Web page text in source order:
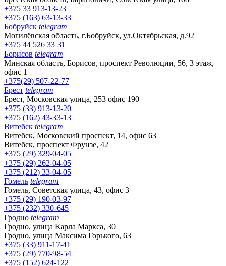
+375 33 913-13-23
+375 (163) 63-13-33
Бобруйск telegram
Могилёвская область, г.Бобруйск, ул.Октябрьская, д.92
+375 44 526 33 31
Борисов telegram
Минская область, Борисов, проспект Революции, 56, 3 этаж,
офис 1
+375(29) 507-22-77
Брест telegram
Брест, Московская улица, 253 офис 190
+375 (33) 913-13-20
+375 (162) 43-33-13
Витебск telegram
Витебск, Московский проспект, 14, офис 63
Витебск, проспект Фрунзе, 42
+375 (29) 329-04-05
+375 (29) 262-04-05
+375 (212) 33-04-05
Гомель telegram
Гомель, Советская улица, 43, офис 3
+375 (29) 190-03-97
+375 (232) 330-645
Гродно telegram
Гродно, улица Карла Маркса, 30
Гродно, улица Максима Горького, 63
+375 (33) 911-17-41
+375 (29) 770-98-54
+375 (152) 624-122